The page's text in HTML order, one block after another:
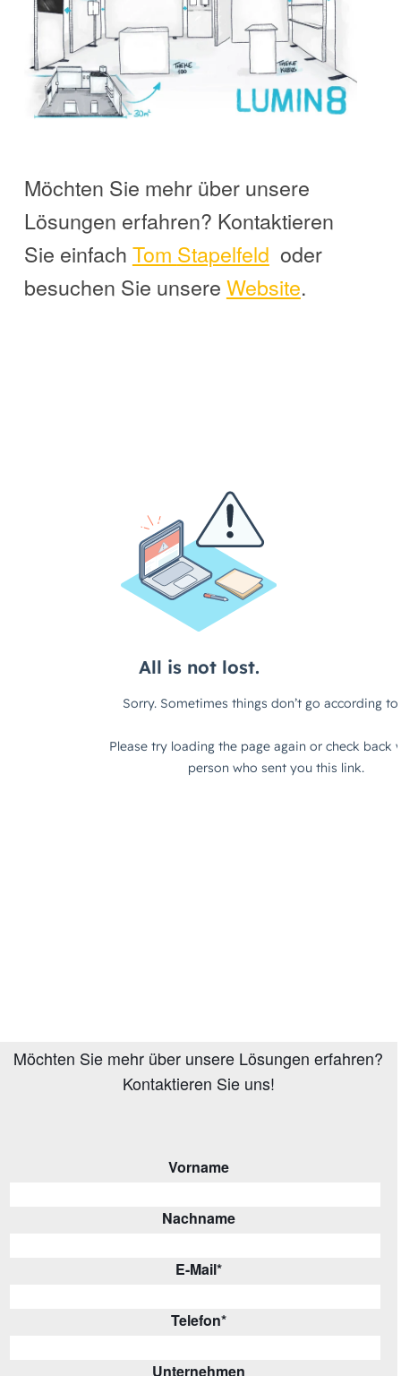
Möchten Sie mehr über unsere
Lösungen erfahren? Kontaktieren
Sie einfach Tom Stapelfeld oder
besuchen Sie unsere Website.
Möchten Sie mehr über unsere Lösungen erfahren?
Kontaktieren Sie uns!
Vorname
Nachname
E-Mail*
Telefon*
Unternehmen